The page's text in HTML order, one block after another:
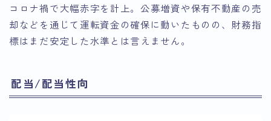
コロナ禍で大幅赤字を計上。公募増資や保有不動産の売
却などを通じて運転資金の確保に動いたものの、財務指
標はまだ安定した水準とは言えません。
配当/配当性向